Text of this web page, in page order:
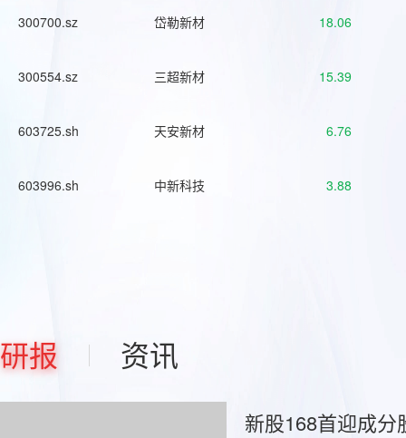
300700.sz 岱勒新材 18.06
300554.sz 三超新材 15.39
603725.sh 天安新材 6.76
603996.sh 中新科技 3.88
研报 资讯
新股168首迎成